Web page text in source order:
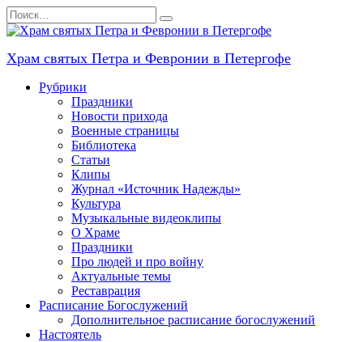
Перейти
к
содержанию
Search
for:
Храм святых Петра и Февронии в Петергофе
Рубрики
Праздники
Новости прихода
Военные страницы
Библиотека
Статьи
Клипы
Журнал «Источник Надежды»
Культура
Музыкальные видеоклипы
О Храме
Праздники
Про людей и про войну
Актуальные темы
Реставрация
Расписание Богослужений
Дополнительное расписание богослужений
Настоятель